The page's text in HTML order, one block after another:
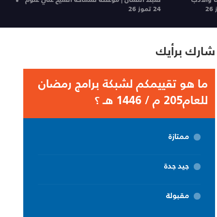
24 تموز 26
شارك برأيك
ما هو تقييمكم لشبكة برامج رمضان
للعام205 م / 1446 هـ ؟
ممتازة
جيد جدة
مقبولة